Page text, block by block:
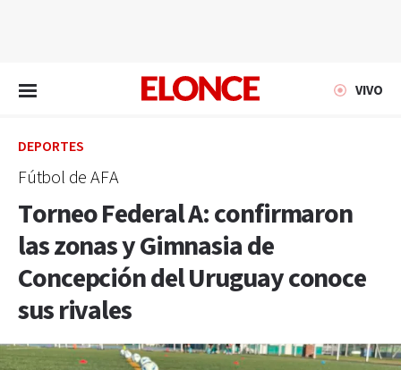
VIVO
DEPORTES
Fútbol de AFA
Torneo Federal A: confirmaron
las zonas y Gimnasia de
Concepción del Uruguay conoce
sus rivales